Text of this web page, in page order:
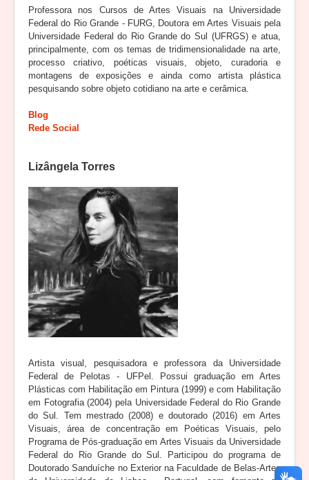
Professora nos Cursos de Artes Visuais na Universidade
Federal do Rio Grande - FURG, Doutora em Artes Visuais pela
Universidade Federal do Rio Grande do Sul (UFRGS) e atua,
principalmente, com os temas de tridimensionalidade na arte,
processo criativo, poéticas visuais, objeto, curadoria e
montagens de exposições e ainda como artista plástica
pesquisando sobre objeto cotidiano na arte e cerâmica.
Blog
Rede Social
Lizângela Torres
Artista visual, pesquisadora e professora da Universidade
Federal de Pelotas - UFPel. Possui graduação em Artes
Plásticas com Habilitação em Pintura (1999) e com Habilitação
em Fotografia (2004) pela Universidade Federal do Rio Grande
do Sul. Tem mestrado (2008) e doutorado (2016) em Artes
Visuais, área de concentração em Poéticas Visuais, pelo
Programa de Pós-graduação em Artes Visuais da Universidade
Federal do Rio Grande do Sul. Participou do programa de
Doutorado Sanduíche no Exterior na Faculdade de Belas-Artes